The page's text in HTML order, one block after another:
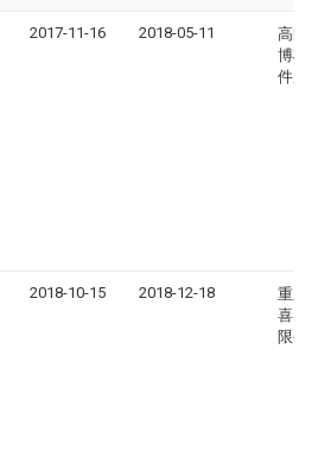
2017-11-16 2018-05-11
高邮
博机
件厂
2018-10-15 2018-12-18
重庆
喜门
限公